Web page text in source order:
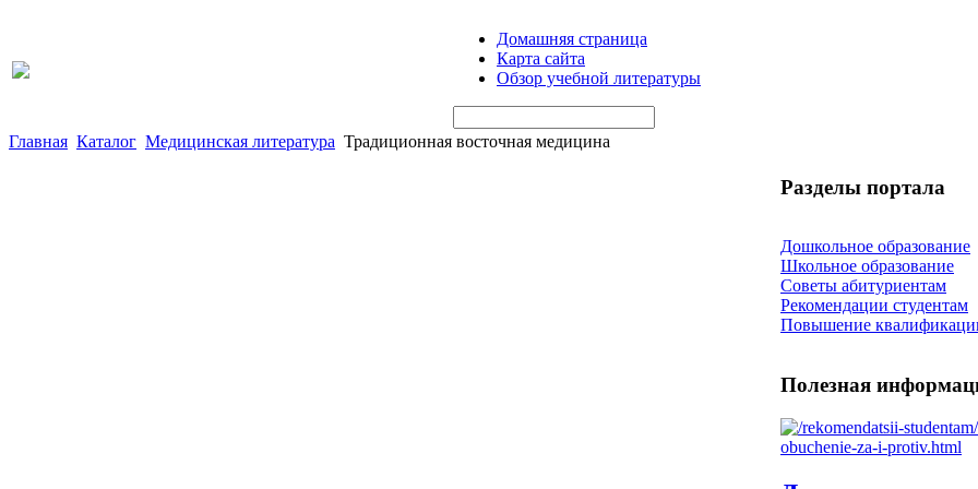
Домашняя страница
Карта сайта
Обзор учебной литературы
Главная Каталог Медицинская литература Традиционная восточная медицина
Разделы портала
Дошкольное образование
Школьное образование
Советы абитуриентам
Рекомендации студентам
Повышение
Полезная